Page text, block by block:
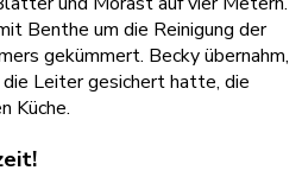
Benthe um die Reinigung der
gekümmert. Becky übernahm,
die Leiter gesichert hatte, die
Küche.